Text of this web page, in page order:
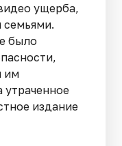
ущерба,
семьями.
было
им
утраченное
издание